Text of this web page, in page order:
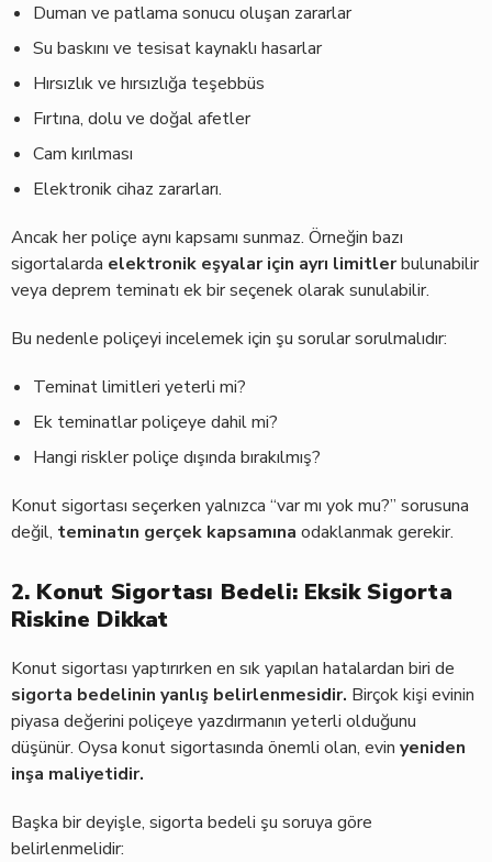
Duman ve patlama sonucu oluşan zararlar
Su baskını ve tesisat kaynaklı hasarlar
Hırsızlık ve hırsızlığa teşebbüs
Fırtına, dolu ve doğal afetler
Cam kırılması
Elektronik cihaz zararları.
Ancak her poliçe aynı kapsamı sunmaz. Örneğin bazı
sigortalarda elektronik eşyalar için ayrı limitlerbulunabilir
veya deprem teminatı ek bir seçenek olarak sunulabilir.
Bu nedenle poliçeyi incelemek için şu sorular sorulmalıdır:
Teminat limitleri yeterli mi?
Ek teminatlar poliçeye dahil mi?
Hangi riskler poliçe dışında bırakılmış?
Konut sigortası seçerken yalnızca “var mı yok mu?” sorusuna
değil, teminatın gerçek kapsamına odaklanmak gerekir.
2. Konut Sigortası Bedeli: Eksik Sigorta
Riskine Dikkat
Konut sigortası yaptırırken en sık yapılan hatalardan biri de
sigorta bedelinin yanlış belirlenmesidir. Birçok kişi evinin
piyasa değerini poliçeye yazdırmanın yeterli olduğunu
düşünür. Oysa konut sigortasında önemli olan, evin yeniden
inşa maliyetidir.
Başka bir deyişle, sigorta bedeli şu soruya göre
belirlenmelidir: